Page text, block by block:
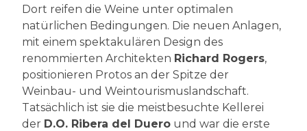
Dort reifen die Weine unter optimalen
natürlichen Bedingungen. Die neuen Anlagen,
mit einem spektakulären Design des
renommierten Architekten Richard Rogers,
positionieren Protos an der Spitze der
Weinbau- und Weintourismuslandschaft.
Tatsächlich ist sie die meistbesuchte Kellerei
der D.O. Ribera del Duero und war die erste